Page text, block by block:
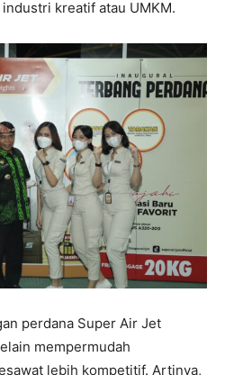
kreatif atau UMKM.
perdana Super Air Jet
mempermudah
lebih kompetitif. Artinya,